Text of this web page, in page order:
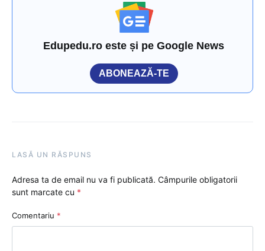
Edupedu.ro este și pe Google News
ABONEAZĂ-TE
LASĂ UN RĂSPUNS
Adresa ta de email nu va fi publicată. Câmpurile obligatorii
sunt marcate cu *
Comentariu *